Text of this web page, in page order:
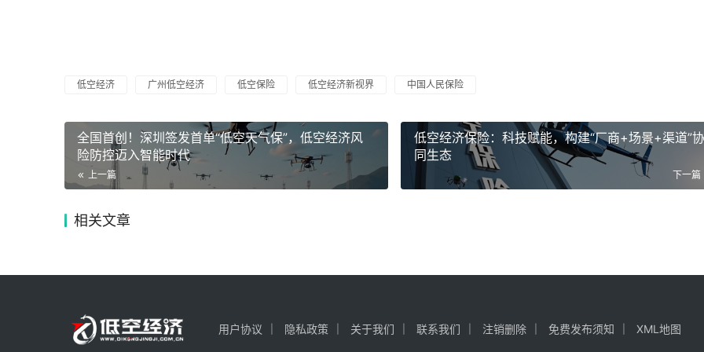
低空经济 广州低空经济 低空保险 低空经济新视界 中国人民保险
全国首创！深圳签发首单“低空天气保”，低空经济风
险防控迈入智能时代
上一篇
低空经济保险：科技赋能，构建“厂商+场景+渠道”协
同生态
下一篇
相关文章
用户协议 隐私政策 关于我们 联系我们 注销删除 免费发布须知 XML地图